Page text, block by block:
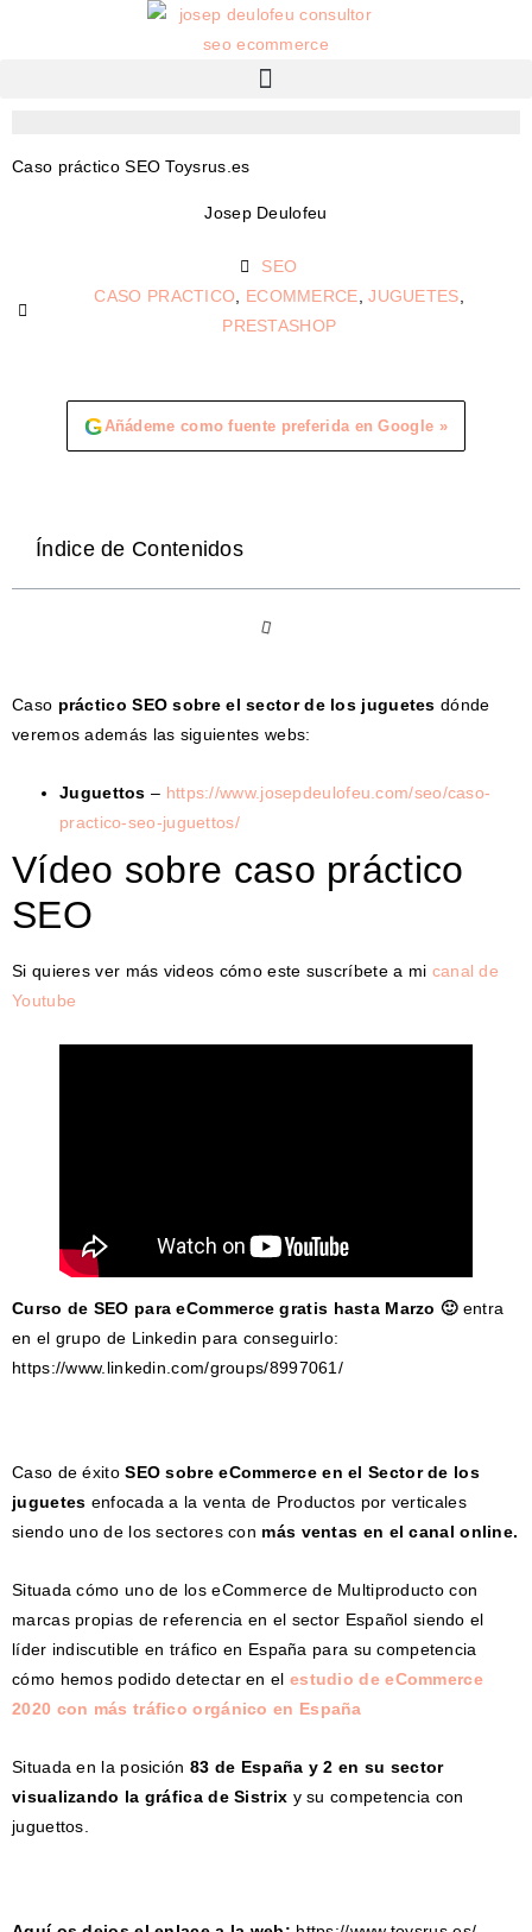
Caso práctico SEO Toysrus.es
Josep Deulofeu
SEO
CASO PRACTICO
ECOMMERCE ,JUGUETES
PRESTASHOP
GAñádeme como fuente preferida en Google »
Índice de Contenidos
Caso práctico SEO sobre el sector de los juguetes dónde
veremos además las siguientes webs:
Juguettos – https://www.josepdeulofeu.com/seo/caso-
practico-seo-juguettos/
Vídeo sobre caso práctico
SEO
Si quieres ver más videos cómo este suscríbete a mi canal de
Youtube
Curso de SEO para eCommerce gratis hasta Marzo 🙂entra
en el grupo de Linkedin para conseguirlo:
https://www.linkedin.com/groups/8997061/
Caso de éxitoSEO sobre eCommerce en el Sector de los
juguetes enfocada a la venta de Productos por verticales
siendo uno de los sectores con más ventas en el canal online.
Situada cómo uno de los eCommerce de Multiproducto con
marcas propias de referencia en el sector Español siendo el
líder indiscutible en tráfico en España para su competencia
cómo hemos podido detectar en el estudio de eCommerce
2020 con más tráfico orgánico en España
Situada en la posición 83 de España y 2 en su sector
visualizando la gráfica de Sistrix y su competencia con
juguettos.